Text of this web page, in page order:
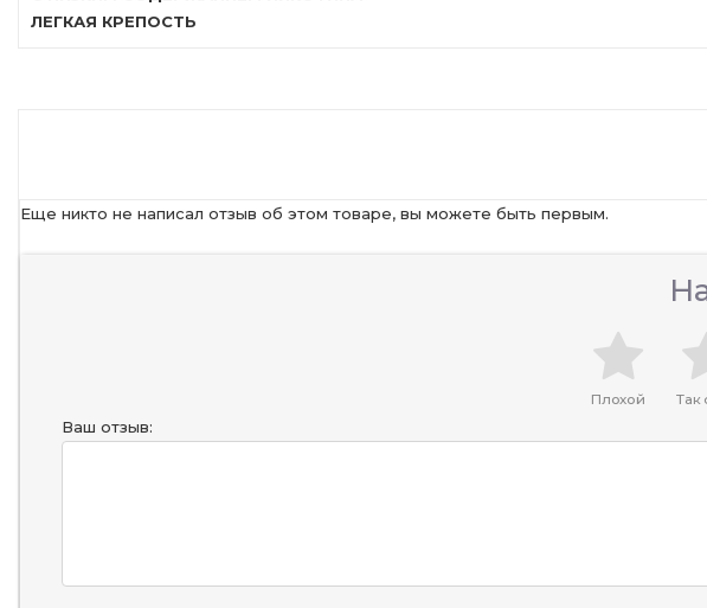
ЛЕГКАЯ КРЕПОСТЬ
Еще никто не написал отзыв об этом товаре, вы можете быть первым.
Плохой Так
Ваш отзыв: